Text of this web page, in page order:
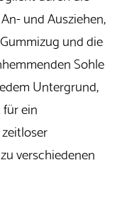
und Ausziehen,
und die
Sohle
Untergrund,
ein
verschiedenen